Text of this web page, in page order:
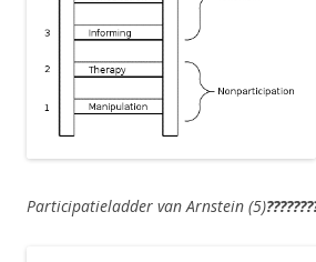
Participatieladder van Arnstein (5)